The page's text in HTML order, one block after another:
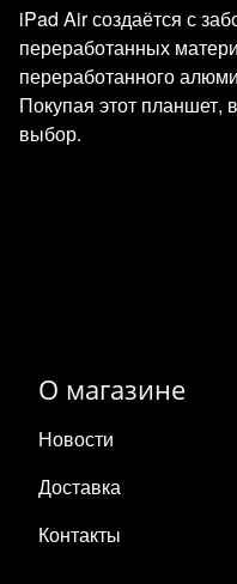
iPad Air создаётся с
переработанных
переработанного
Покупая этот планшет,
выбор.
О магазине
Новости
Доставка
Контакты